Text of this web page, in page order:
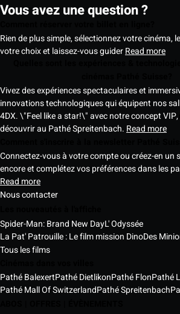
Vous avez une question ?
Rien de plus simple, sélectionnez votre cinéma,
votre choix et laissez-vous guiderRead more
Vivez des expériences spectaculaires et
innovations technologiques qui équipent nos
4DX. \"Feel like a star!\" avec notre concept VIP,
découvrir au Pathé Spreitenbach. Read more
Connectez-vous à votre compte ou créez-en un
encore et complétez vos préférences dans les
Read more
Nous contacter
Spider-Man: Brand New DayL' Odyssée
La Pat' Patrouille : Le film mission DinoDes
Tous les films
Pathé BalexertPathé DietlikonPathé FlonPathé
Pathé Mall Of SwitzerlandPathé Spreitenbach